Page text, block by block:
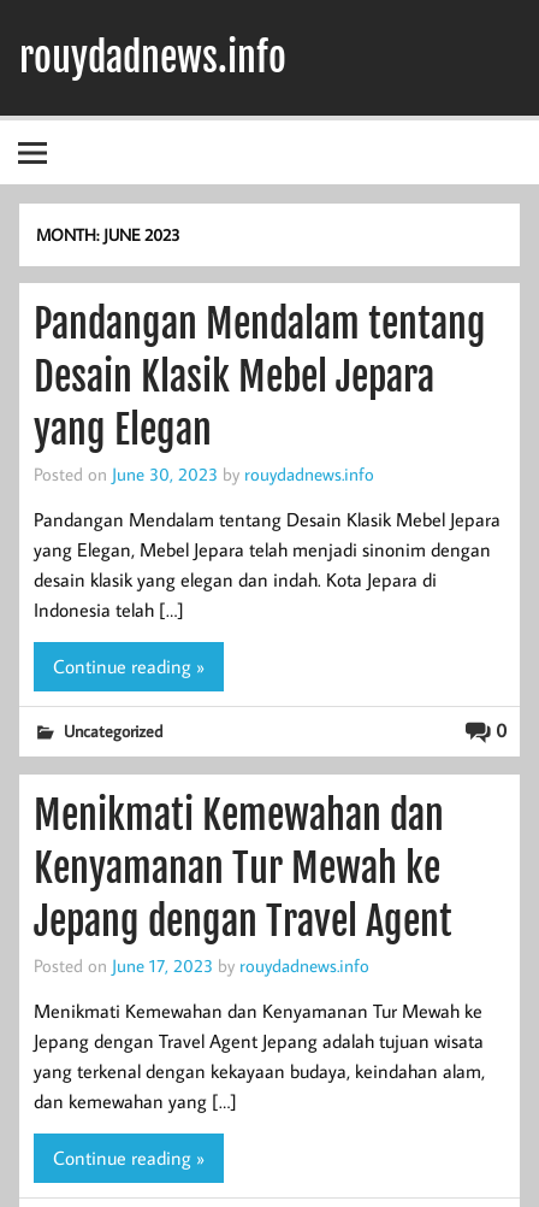
content
rouydadnews.info
MONTH: JUNE 2023
Pandangan Mendalam tentang
Desain Klasik Mebel Jepara
yang Elegan
Posted on June 30, 2023 by rouydadnews.info
Pandangan Mendalam tentang Desain Klasik Mebel Jepara
yang Elegan, Mebel Jepara telah menjadi sinonim dengan
desain klasik yang elegan dan indah. Kota Jepara di
Indonesia telah […]
Continue reading »
0
Uncategorized
Menikmati Kemewahan dan
Kenyamanan Tur Mewah ke
Jepang dengan Travel Agent
Posted on June 17, 2023 by rouydadnews.info
Menikmati Kemewahan dan Kenyamanan Tur Mewah ke
Jepang dengan Travel Agent Jepang adalah tujuan wisata
yang terkenal dengan kekayaan budaya, keindahan alam,
dan kemewahan yang […]
Continue reading »